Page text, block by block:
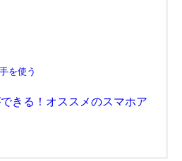
を使う
きる！オススメのスマホア